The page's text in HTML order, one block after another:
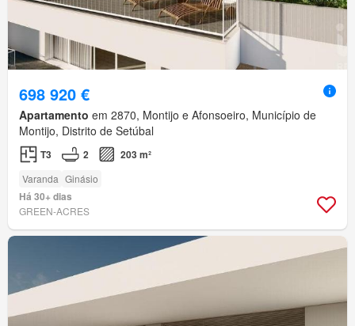
698 920 €
Apartamento em 2870, Montijo e Afonsoeiro, Município de
Montijo, Distrito de Setúbal
T3 2 203 m²
Varanda Ginásio
Há 30+ dias
GREEN-ACRES